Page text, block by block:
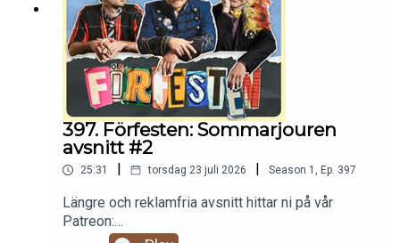
397. Förfesten: Sommarjouren
avsnitt #2
25:31 torsdag 23 juli 2026 Season 1 , Ep. 397
Längre och reklamfria avsnitt hittar ni på vår
Patreon: